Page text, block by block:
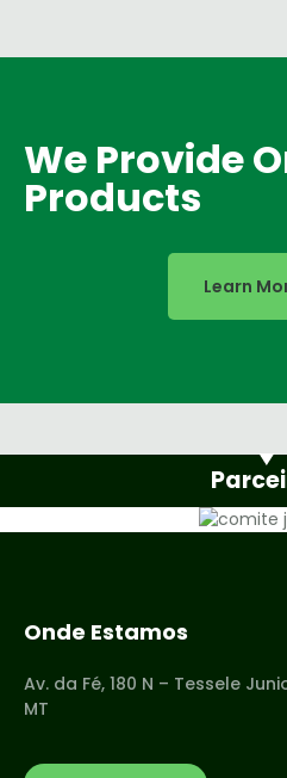
We Provide
Products
Learn
Onde Estamos
Av. da Fé, 180 N – Tessele
MT